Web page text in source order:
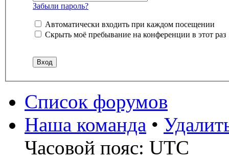
Забыли пароль?
Автоматически входить при каждом посещении
Скрыть моё пребывание на конференции в этот раз
Список форумов
Наша команда •
Часовой пояс: UTC